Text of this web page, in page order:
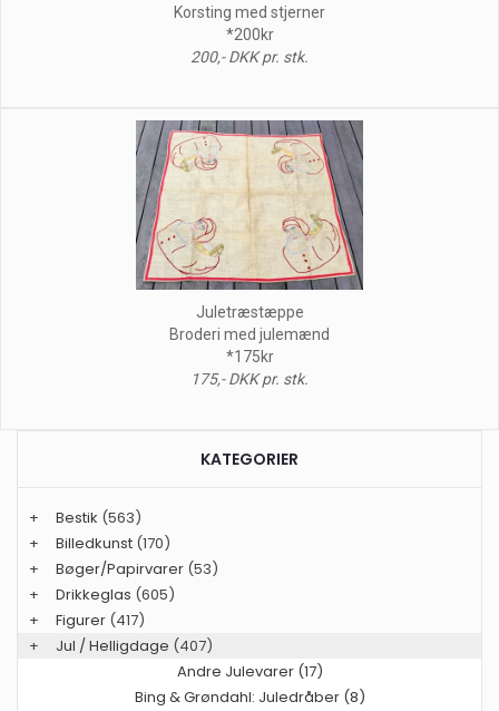
Korsting med stjerner
*200kr
200,- DKK pr. stk.
Juletræstæppe
Broderi med julemænd
*175kr
175,- DKK pr. stk.
KATEGORIER
+ Bestik (563)
+
Billedkunst (170)
+
Bøger/Papirvarer (53)
+
Drikkeglas (605)
+
Figurer (417)
+
Jul / Helligdage (407)
Andre Julevarer (17)
Bing & Grøndahl: Juledråber (8)